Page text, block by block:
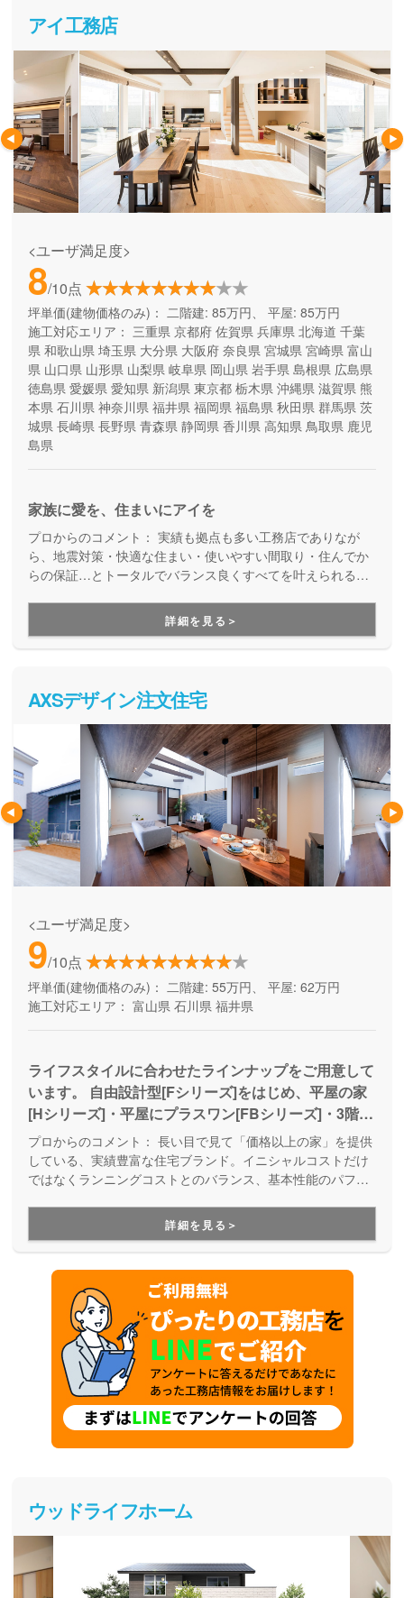
アイ工務店
<ユーザ満足度>
8/10点
坪単価(建物価格のみ)： 二階建: 85万円、 平屋: 85万円
施工対応エリア： 三重県 京都府 佐賀県 兵庫県 北海道 千葉
県 和歌山県 埼玉県 大分県 大阪府 奈良県 宮城県 宮崎県 富山
県 山口県 山形県 山梨県 岐阜県 岡山県 岩手県 島根県 広島県
徳島県 愛媛県 愛知県 新潟県 東京都 栃木県 沖縄県 滋賀県 熊
本県 石川県 神奈川県 福井県 福岡県 福島県 秋田県 群馬県 茨
城県 長崎県 長野県 青森県 静岡県 香川県 高知県 鳥取県 鹿児
島県
家族に愛を、住まいにアイを
プロからのコメント： 実績も拠点も多い工務店でありなが
ら、地震対策・快適な住まい・使いやすい間取り・住んでか
らの保証…とトータルでバランス良くすべてを叶えられる家
用できる間取り提案も得意なので、末長く安心して暮らせる
住まいをお求めの方、安心できるプロにまるっとお任せした
い方にもお勧めしています。
詳細を見る＞
AXSデザイン注文住宅
<ユーザ満足度>
9/10点
坪単価(建物価格のみ)： 二階建: 55万円、 平屋: 62万円
施工対応エリア： 富山県 石川県 福井県
ライフスタイルに合わせたラインナップをご用意して
います。 自由設計型[Fシリーズ]をはじめ、平屋の家
[Hシリーズ]・平屋にプラスワン[FBシリーズ]・3階建
[Tシリーズ]など、 あなたにピッタリのマイホームを
ご提案いたします。
プロからのコメント： 長い目で見て「価格以上の家」を提供
している、実績豊富な住宅ブランド。イニシャルコストだけ
ではなくランニングコストとのバランス、基本性能のパフォ
イフスタイルに合わせて、様々な商品を取り揃えているの
で、なかなか家づくりの要望がまとまらない方にもお勧めで
す。
詳細を見る＞
ウッドライフホーム